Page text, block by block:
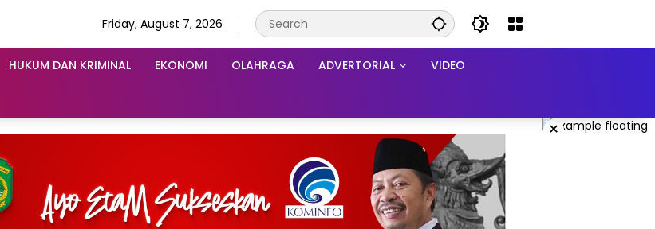
Friday, August 7, 2026
HUKUM DAN KRIMINAL EKONOMI OLAHRAGA ADVERTORIAL VIDEO
×